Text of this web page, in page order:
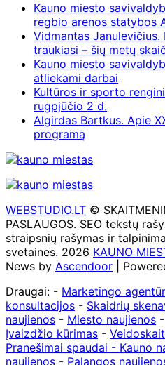
Kauno miesto
regbio arenos statybos
Vidmantas Janulevičius.
traukiasi – šių metų
Kauno miesto
atliekami darbai
Kultūros ir sporto
rugpjūčio 2 d.
Algirdas Bartkus. Apie
programą
WEBSTUDIO.LT ©
PASLAUGOS. SEO tekstų
straipsnių rašymas ir
svetaines. 2026 KAUNO
News by Ascendoor |
Draugai: - Marketingo
konsultacijos - Skaidrių
naujienos - Miesto naujienos -
Įvaizdžio kūrimas -
Pranešimai spaudai - Kauno
naujienos - Palangos